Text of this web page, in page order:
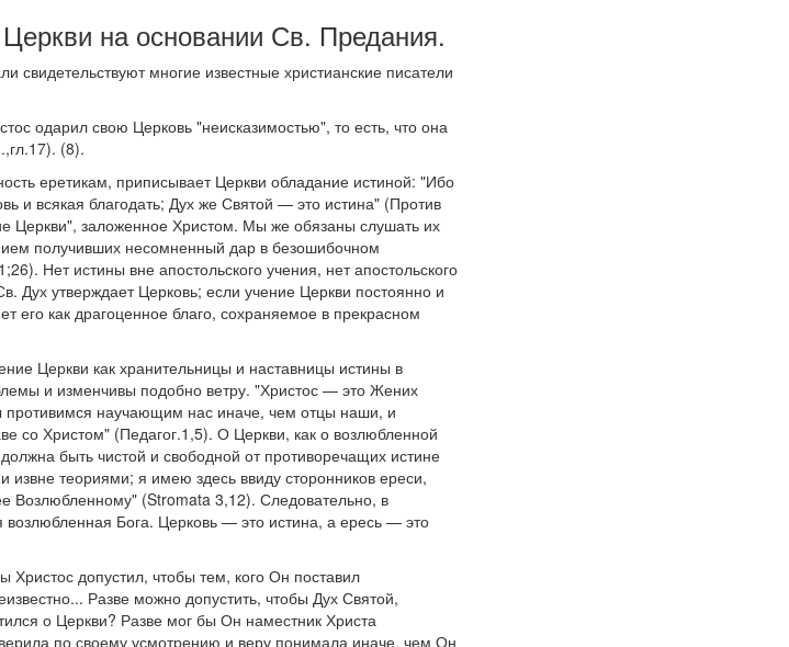
на основании Св. Предания.
многие известные христианские писатели
одарил свою Церковь "неисказимостью", то есть, что она
(8).
еретикам, приписывает Церкви обладание истиной: "Ибо
и всякая благодать; Дух же Святой — это истина" (Против
Церкви", заложенное Христом. Мы же обязаны слушать их
получивших несомненный дар в безошибочном
Нет истины вне апостольского учения, нет апостольского
Дух утверждает Церковь; если учение Церкви постоянно и
его как драгоценное благо, сохраняемое в прекрасном
Церкви как хранительницы и наставницы истины в
и изменчивы подобно ветру. "Христос — это Жених
научающим нас иначе, чем отцы наши, и
со Христом" (Педагог.1,5). О Церкви, как о возлюбленной
быть чистой и свободной от противоречащих истине
теориями; я имею здесь ввиду сторонников ереси,
Возлюбленному" (Stromata 3,12). Следовательно, в
Бога. Церковь — это истина, а ересь — это
допустил, чтобы тем, кого Он поставил
Разве можно допустить, чтобы Дух Святой,
о Церкви? Разве мог бы Он наместник Христа
по своему усмотрению и веру понимала иначе, чем Он